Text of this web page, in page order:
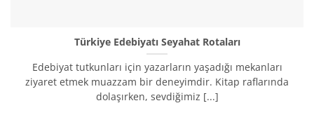
Türkiye Edebiyatı Seyahat Rotaları
Edebiyat tutkunları için yazarların yaşadığı mekanları
ziyaret etmek muazzam bir deneyimdir. Kitap raflarında
dolaşırken, sevdiğimiz [...]